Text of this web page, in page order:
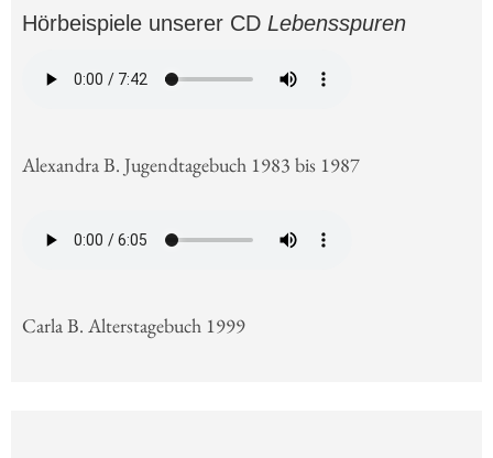
Hörbeispiele unserer CD Lebensspuren
Alexandra B. Jugendtagebuch 1983 bis 1987
Carla B. Alterstagebuch 1999